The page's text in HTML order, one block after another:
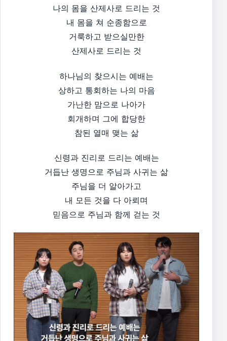
나의 몸을 산제사로 드리는 것
내 몸을 쳐 순종함으로
거룩하고 받으실만한
산제사로 드리는 것​
하나님의 찾으시는 예배는
상하고 통회하는 나의 마음
가난한 맘으로 나아가
회개하며 그에 합당한
참된 열매 맺는 삶​
신령과 진리로 드리는 예배는
거듭난 생명으로 주님과 사귀는 삶
주님을 더 알아가고
내 모든 것을 다 아뢰며
믿음으로 주님과 함께 걷는 것